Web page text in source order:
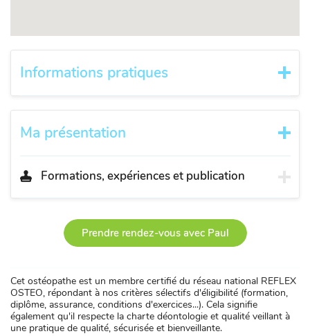
Informations pratiques
Ma présentation
Formations, expériences et publication
Prendre rendez-vous avec Paul
Cet ostéopathe est un membre certifié du réseau national REFLEX
OSTEO, répondant à nos critères sélectifs d'éligibilité (formation,
diplôme, assurance, conditions d'exercices...). Cela signifie
également qu'il respecte la charte déontologie et qualité veillant à
une pratique de qualité, sécurisée et bienveillante.